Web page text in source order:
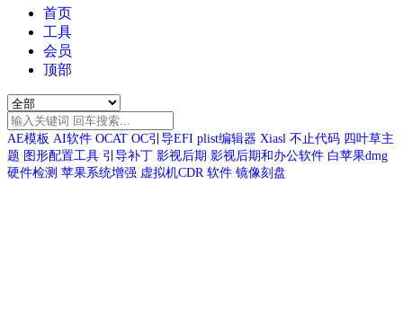
首页
工具
会员
顶部
AE模板 AI软件 OCAT OC引导EFI plist编辑器 Xiasl 不止代码 四叶草主
题 图形配置工具 引导补丁 影视后期 影视后期和办公软件 白苹果dmg
硬件检测 苹果系统增强 虚拟机CDR 软件 镜像刻盘